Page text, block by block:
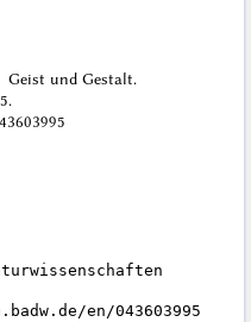
und Gestalt.
en/043603995